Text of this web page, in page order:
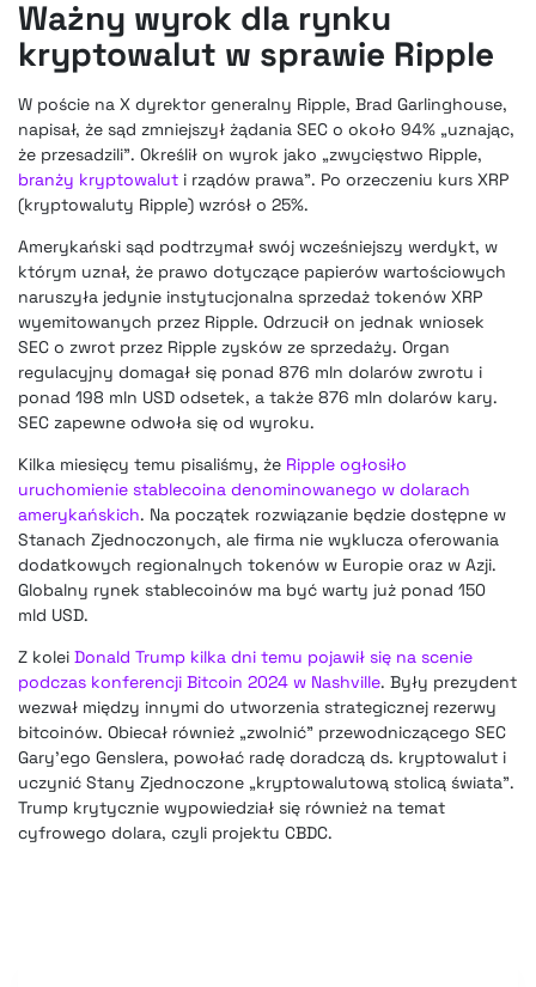
Ważny wyrok dla rynku
kryptowalut w sprawie Ripple
W poście na X dyrektor generalny Ripple, Brad Garlinghouse,
napisał, że sąd zmniejszył żądania SEC o około 94% „uznając,
że przesadzili”. Określił on wyrok jako „zwycięstwo Ripple,
branży kryptowalut i rządów prawa”. Po orzeczeniu kurs XRP
(kryptowaluty Ripple) wzrósł o 25%.
Amerykański sąd podtrzymał swój wcześniejszy werdykt, w
którym uznał, że prawo dotyczące papierów wartościowych
naruszyła jedynie instytucjonalna sprzedaż tokenów XRP
wyemitowanych przez Ripple. Odrzucił on jednak wniosek
SEC o zwrot przez Ripple zysków ze sprzedaży. Organ
regulacyjny domagał się ponad 876 mln dolarów zwrotu i
ponad 198 mln USD odsetek, a także 876 mln dolarów kary.
SEC zapewne odwoła się od wyroku.
Kilka miesięcy temu pisaliśmy, że Ripple ogłosiło
uruchomienie stablecoina denominowanego w dolarach
amerykańskich. Na początek rozwiązanie będzie dostępne w
Stanach Zjednoczonych, ale firma nie wyklucza oferowania
dodatkowych regionalnych tokenów w Europie oraz w Azji.
Globalny rynek stablecoinów ma być warty już ponad 150
mld USD.
Z kolei Donald Trump kilka dni temu pojawił się na scenie
podczas konferencji Bitcoin 2024 w Nashville. Były prezydent
wezwał między innymi do utworzenia strategicznej rezerwy
bitcoinów. Obiecał również „zwolnić” przewodniczącego SEC
Gary’ego Genslera, powołać radę doradczą ds. kryptowalut i
uczynić Stany Zjednoczone „kryptowalutową stolicą świata”.
Trump krytycznie wypowiedział się również na temat
cyfrowego dolara, czyli projektu CBDC.